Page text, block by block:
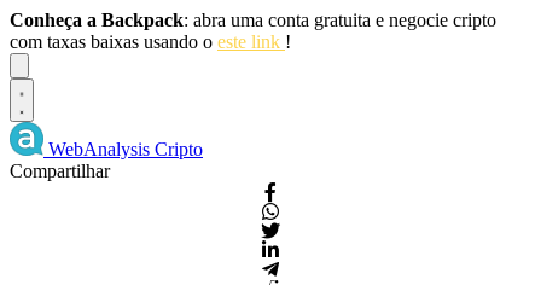
Conheça a Backpack: abra uma conta gratuita e negocie cripto
com taxas baixas usando o este link !
WebAnalysis Cripto
Compartilhar